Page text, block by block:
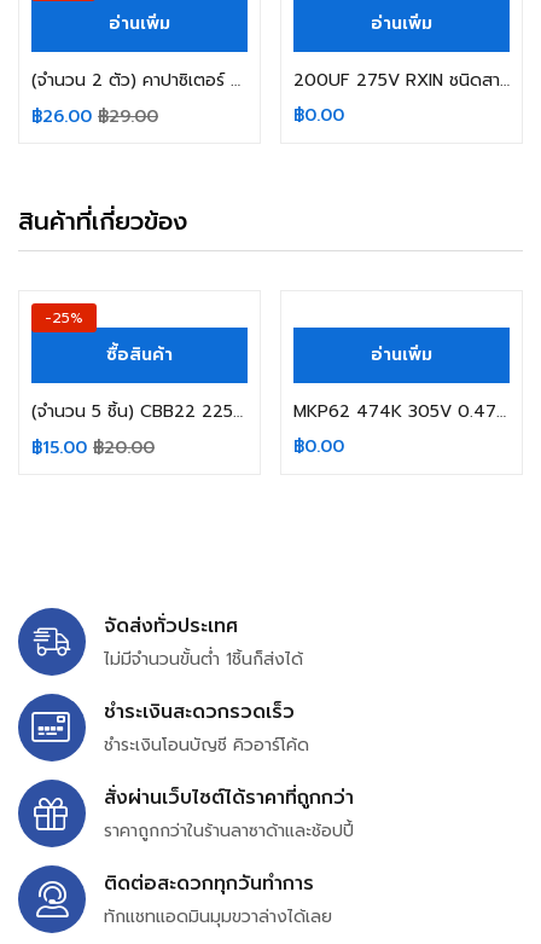
อ่านเพิ่ม
(จำนวน 2 ตัว) คาปาซิเตอร์ ฟิล์ม 1.0UF 275V TC P=22MM. MKP X2
฿26.00 ฿29.00
อ่านเพิ่ม
200UF 275V RXIN ชนิดสาย
฿0.00
สินค้าที่เกี่ยวข้อง
-25%
ซื้อสินค้า
(จำนวน 5 ชิ้น) CBB22 225J 630V 2.2UF 630V P27MM. SIZE 28.5X18X10MM. สีแดง
฿15.00 ฿20.00
อ่านเพิ่ม
MKP62 474K 305V 0.47uF P15
฿0.00
จัดส่งทั่วประเทศ
ไม่มีจำนวนขั้นต่ำ 1ชิ้นก็ส่งได้
ชำระเงินสะดวกรวดเร็ว
ชำระเงินโอนบัญชี คิวอาร์โค้ด
สั่งผ่านเว็บไซต์ได้ราคาที่ถูกกว่า
ราคาถูกกว่าในร้านลาซาด้าและช้อปปี้
ติดต่อสะดวกทุกวันทำการ
ทักแชทแอดมินมุมขวาล่างได้เลย